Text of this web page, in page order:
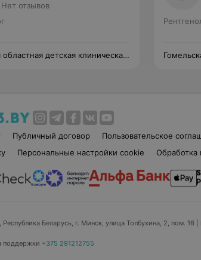
Нет отзывов
областная детская клиническая
Публичный договор Пользовательское
Персональные настройки cookie Обработка
Республика Беларусь, г. Минск, улица Толбухина, 2, пом. 16
поддержки +375 291212755